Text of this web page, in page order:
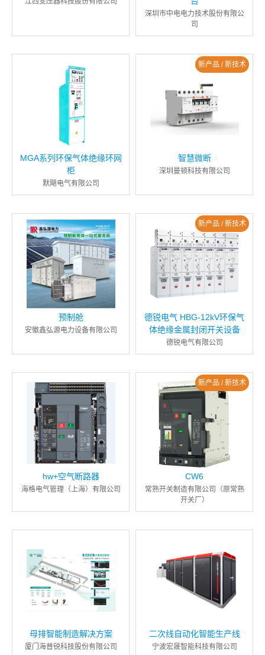
深圳市中电电力技术股份有限公
司
MGA系列环保气体绝缘环网
柜
默飓电气有限公司
新产品 / 新技术
智慧微断
深圳曼顿科技有限公司
预制舱
安徽鑫弘源电力设备有限公司
新产品 / 新技术
德锐电气 HBG-12kV环保气
体绝缘金属封闭开关设备
德锐电气有限公司
hw+空气断路器
海格电气管理（上海）有限公司
新产品 / 新技术
CW6
常熟开关制造有限公司（原常熟
开关厂）
母排智能制造解决方案
厦门海普锐科技股份有限公司
二次线自动化智能生产线
宁波宏晟智能科技有限公司